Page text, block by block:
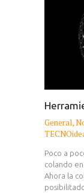
General,
Poco a
colando
Ahora la